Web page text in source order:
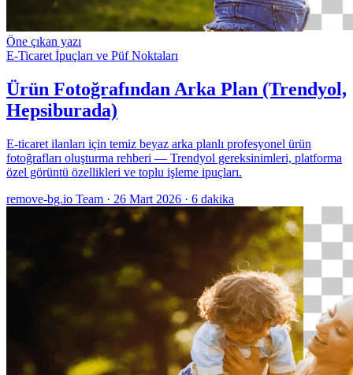
Öne çıkan yazı
E-Ticaret İpuçları ve Püf Noktaları
Ürün Fotoğrafından Arka Plan (Trendyol,
Hepsiburada)
E-ticaret ilanları için temiz beyaz arka planlı profesyonel ürün
fotoğrafları oluşturma rehberi — Trendyol gereksinimleri, platforma
özel görüntü özellikleri ve toplu işleme ipuçları.
remove-bg.io Team · 26 Mart 2026 · 6 dakika